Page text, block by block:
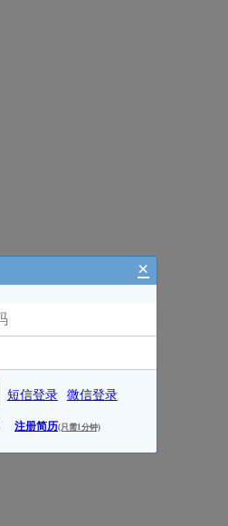
×
短信登录 微信登录
注册简历(只需1分钟)